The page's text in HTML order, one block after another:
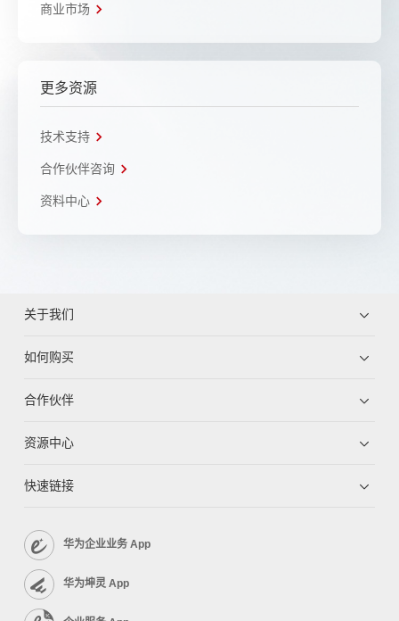
商业市场
更多资源
技术支持
合作伙伴咨询
资料中心
关于我们
如何购买
合作伙伴
资源中心
快速链接
华为企业业务 App
华为坤灵 App